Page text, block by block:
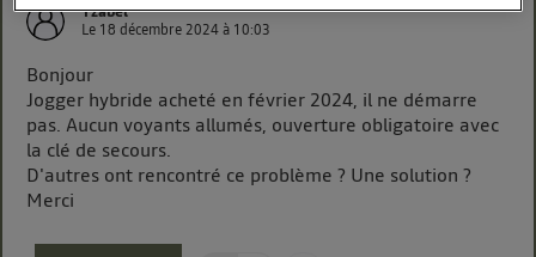
Yzabel
Le 18 décembre 2024à 10:03
Bonjour
Jogger hybride acheté en février 2024, il ne démarre
pas. Aucun voyants allumés, ouverture obligatoire avec
la clé de secours.
D'autres ont rencontré ce problème ? Une solution ?
Merci
télécom participantet que vous consentez sur
La technologie Utiq a été conçue pour la protection
de vos données personnelles en vous offrant choix et
contrôle.
Elle utilise un identifiant créé par votre opérateur
télécom basé sur votre adresse IP et une référence